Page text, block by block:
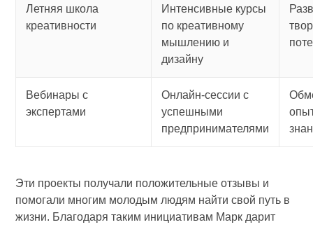
Летняя школа
креативности
Интенсивные курсы
по креативному
мышлению и
дизайну
Вебинары с
экспертами
Онлайн-сессии с
успешными
предпринимателями
Эти проекты получали положительные отзывы и
помогали многим молодым людям найти свой путь в
жизни. Благодаря таким инициативам Марк дарит